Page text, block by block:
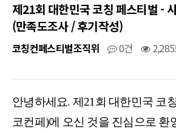
제21회 대한민국 코칭 페스티벌 -
(만족도조사 / 후기작성)
코칭컨페스티벌조직위 0건
2,285
안녕하세요. 제21회 대한민국 코
코컨페)에 오신 것을 진심으로 환